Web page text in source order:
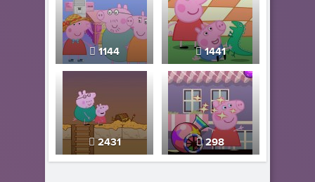
1144 1441
2431 298